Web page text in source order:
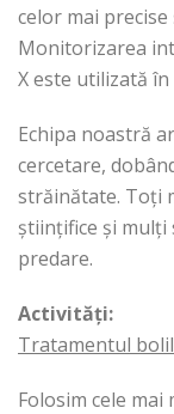
celor mai
Monitorizarea
X este utilizată
Echipa noastră
cercetare,
străinătate. Toți
științifice și mulți
predare.
Activități:
Tratamentul
Folosim cele